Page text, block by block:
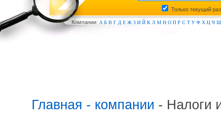
Только текущий
Компании: А Б В Г Д Е Ж З И Й К Л М Н О П Р С Т У Ф Х Ц Ч Ш
Главная - компании - Налоги